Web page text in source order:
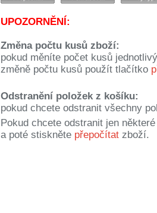
UPOZORNĚNÍ:
Změna počtu kusů zboží:
pokud měníte počet kusů
změně počtu kusů použít tlačítko
Odstranění položek z košíku:
pokud chcete odstranit všechny
Pokud chcete odstranit jen
a poté stiskněte přepočítat zboží.